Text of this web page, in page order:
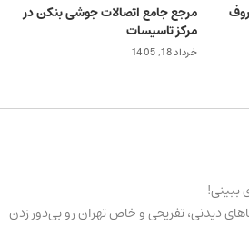
مرجع جامع اتصالات جوشی بنکن در
مرکز تاسیسات
خرداد 18, 1405
ببینی!
دیدنی، تفریحی و خاص تهران رو بی‌دور زدن